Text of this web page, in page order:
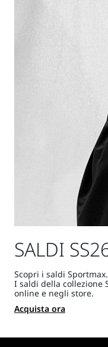
SALDI
Scopri i saldi Sportmax.
I saldi della collezione
online e negli store.
Acquista ora